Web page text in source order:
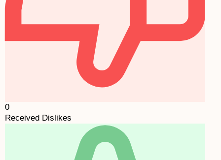
0
Received Dislikes